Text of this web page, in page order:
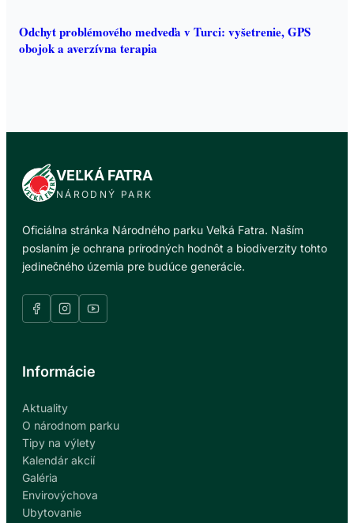
Odchyt problémového medveďa v Turci: vyšetrenie, GPS
obojok a averzívna terapia
VEĽKÁ FATRA
NÁRODNÝ PARK
Oficiálna stránka Národného parku Veľká Fatra. Naším
poslaním je ochrana prírodných hodnôt a biodiverzity tohto
jedinečného územia pre budúce generácie.
Informácie
Aktuality
O národnom parku
Tipy na výlety
Kalendár akcií
Galéria
Envirovýchova
Ubytovanie